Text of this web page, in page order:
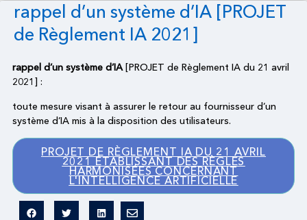
rappel d’un système d’IA [PROJET
de Règlement IA 2021]
rappel d’un système d’IA[PROJET de Règlement IA du 21 avril
2021] :
toute mesure visant à assurer le retour au fournisseur d’un
système d’IA mis à la disposition des utilisateurs.
PROJET DE RÈGLEMENT IA DU 21 AVRIL
2021 ÉTABLISSANT DES RÈGLES
HARMONISÉES CONCERNANT
L'INTELLIGENCE ARTIFICIELLE